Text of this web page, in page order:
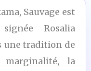
Sauvage est
Rosalia
une tradition de
la